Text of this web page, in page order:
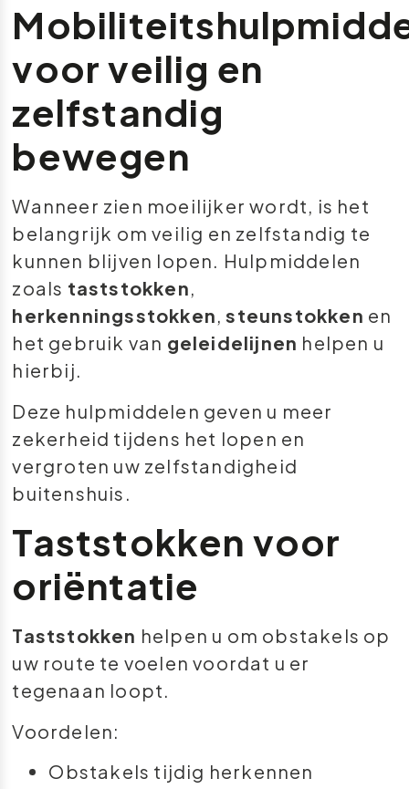
voor veilig en
zelfstandig
bewegen
Wanneer zien moeilijker wordt, is het
belangrijk om veilig en zelfstandig te
kunnen blijven lopen. Hulpmiddelen
zoals taststokken,
herkenningsstokken,steunstokken en
het gebruik van geleidelijnen helpen u
hierbij.
Deze hulpmiddelen geven u meer
zekerheid tijdens het lopen en
vergroten uw zelfstandigheid
buitenshuis.
Taststokken voor
oriëntatie
Taststokken helpen u om obstakels op
uw route te voelen voordat u er
tegenaan loopt.
Voordelen:
Obstakels tijdig herkennen